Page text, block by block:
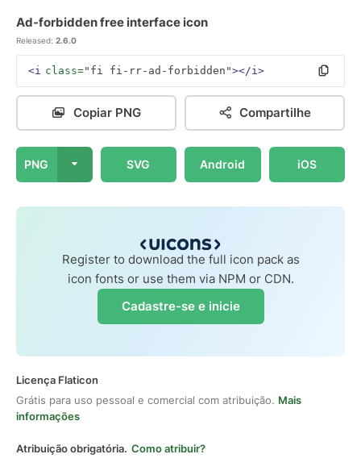
Ad-forbidden free interface icon
Released: 2.6.0
<i class="fi fi-rr-ad-forbidden"></i>
Copiar PNG Compartilhe
PNG SVG Android iOS
Register to download the full icon pack as
icon fonts or use them via NPM or CDN.
Cadastre-se e inicie
Licença Flaticon
Grátis para uso pessoal e comercial com atribuição. Mais
informações
Atribuição obrigatória. Como atribuir?